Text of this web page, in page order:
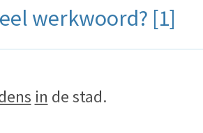
werkwoord? [1]
in de stad.